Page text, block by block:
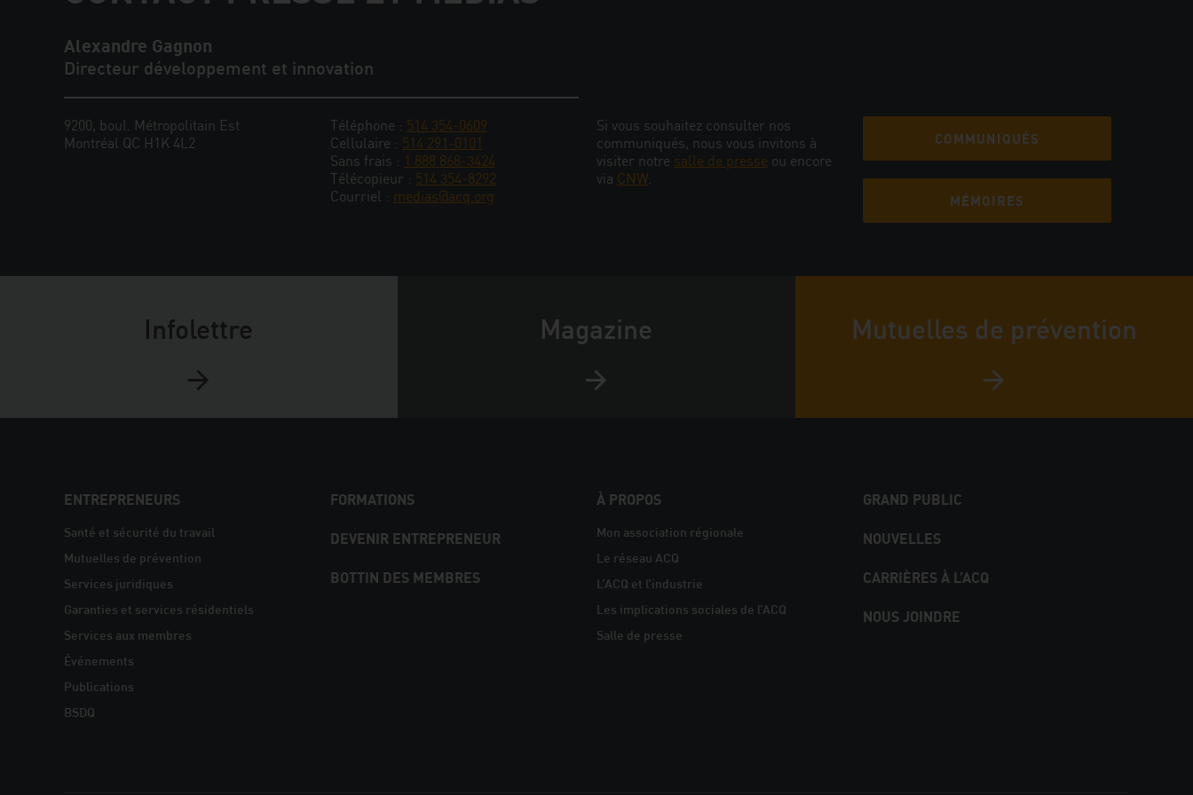
Alexandre Gagnon
Directeur développement et innovation
9200, boul. Métropolitain Est
Montréal QC H1K 4L2
Téléphone : 514 354-0609
Cellulaire : 514 291-0101
Sans frais : 1 888 868-3424
Télécopieur : 514 354-8292
Courriel : medias@acq.org
Si vous souhaitez consulter nos
communiqués, nous vous invitons à
visiter notre salle de presse ou encore
via CNW.
COMMUNIQUÉS
MÉMOIRES
Infolettre Magazine Mutuelles de prévention
NAVIGATION
PIED
DE
PAGE
ENTREPRENEURS
Santé et sécurité du travail
Mutuelles de prévention
Services juridiques
Garanties et services résidentiels
Services aux membres
Événements
Publications
BSDQ
FORMATIONS
DEVENIR ENTREPRENEUR
BOTTIN DES MEMBRES
À PROPOS
Mon association régionale
Le réseau ACQ
L’ACQ et l’industrie
Les implications sociales de l’ACQ
Salle de presse
GRAND PUBLIC
NOUVELLES
CARRIÈRES À L’ACQ
NOUS JOINDRE